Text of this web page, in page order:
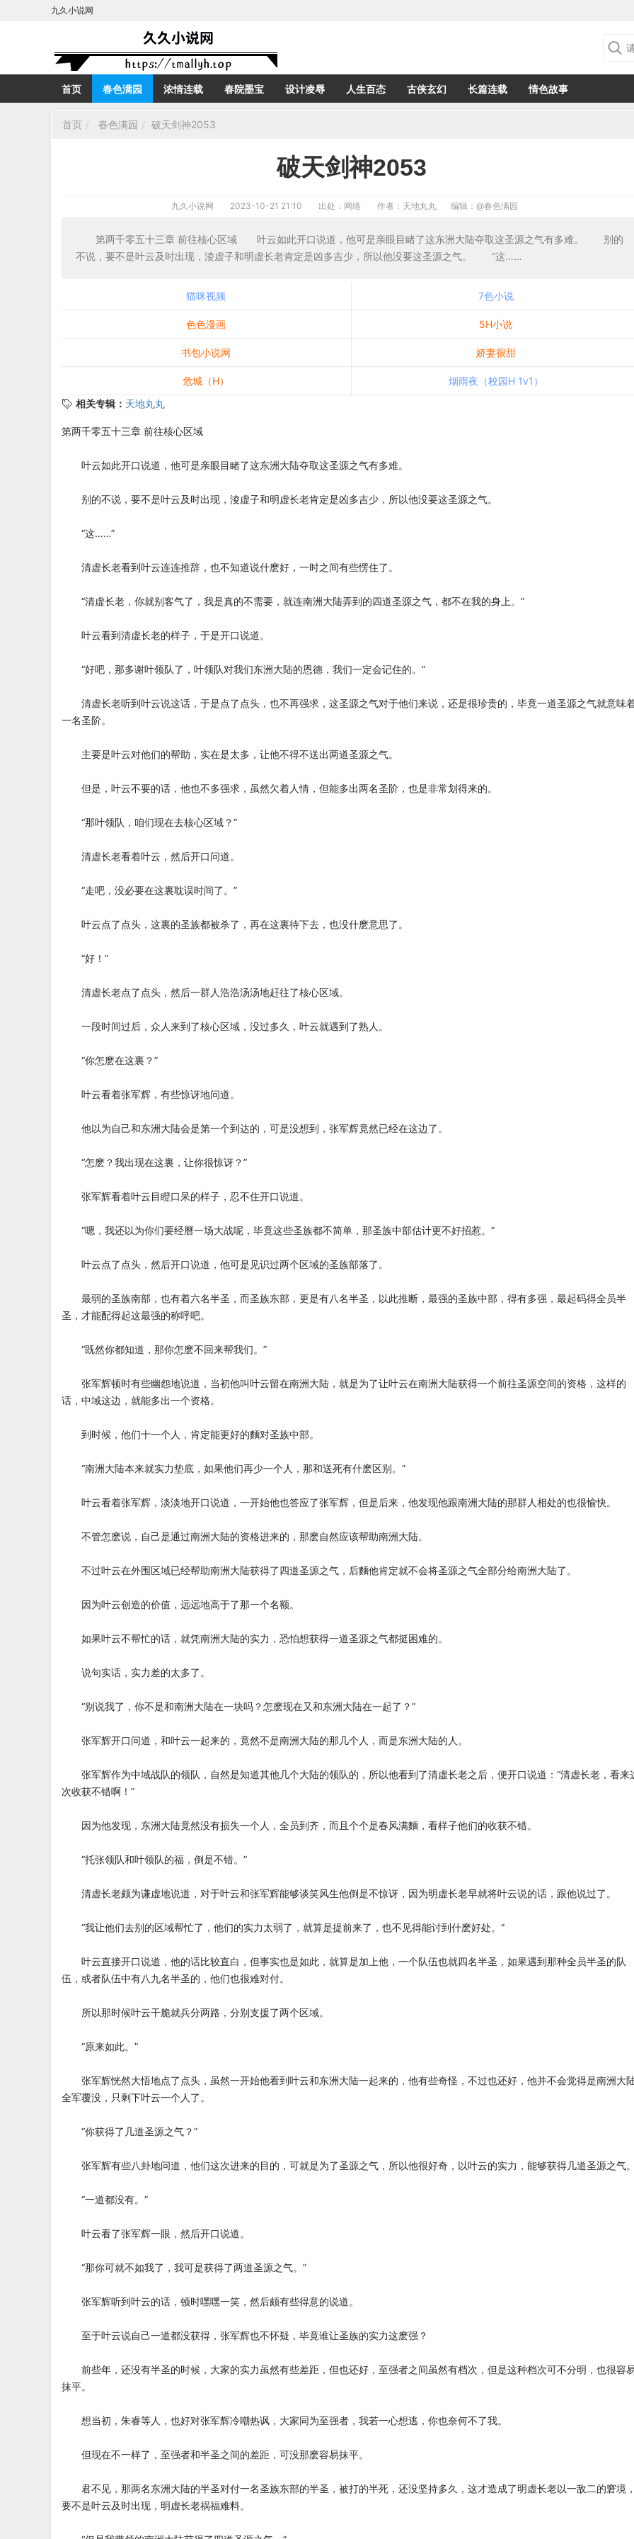
九久小说网
首页 春色满园 浓情连载 春院墨宝 设计凌辱 人生百态 古侠玄幻 长篇连载 情色故事
首页 春色满园 破天剑神2053
破天剑神2053
九久小说网 2023-10-21 21:10 出处：网络 作者：天地丸丸 编辑： @春色满园
第两千零五十三章 前往核心区域 叶云如此开口说道，他可是亲眼目睹了这东洲大陆夺取这圣源之气有多难。 别的
不说，要不是叶云及时出现，淩虚子和明虚长老肯定是凶多吉少，所以他没要这圣源之气。 “这……
猫咪视频 7色小说
色色漫画 5H小说
书包小说网 娇妻很甜
危城（H）
烟雨夜（校园H 1v1）
相关专辑： 天地丸丸
第两千零五十三章 前往核心区域
叶云如此开口说道，他可是亲眼目睹了这东洲大陆夺取这圣源之气有多难。
别的不说，要不是叶云及时出现，淩虚子和明虚长老肯定是凶多吉少，所以他没要这圣源之气。
“这……”
清虚长老看到叶云连连推辞，也不知道说什麽好，一时之间有些愣住了。
“清虚长老，你就别客气了，我是真的不需要，就连南洲大陆弄到的四道圣源之气，都不在我的身上。”
叶云看到清虚长老的样子，于是开口说道。
“好吧，那多谢叶领队了，叶领队对我们东洲大陆的恩德，我们一定会记住的。”
清虚长老听到叶云说这话，于是点了点头，也不再强求，这圣源之气对于他们来说，还是很珍贵的，毕竟一道圣源之气就意味
一名圣阶。
主要是叶云对他们的帮助，实在是太多，让他不得不送出两道圣源之气。
但是，叶云不要的话，他也不多强求，虽然欠着人情，但能多出两名圣阶，也是非常划得来的。
“那叶领队，咱们现在去核心区域？”
清虚长老看着叶云，然后开口问道。
“走吧，没必要在这裏耽误时间了。”
叶云点了点头，这裏的圣族都被杀了，再在这裏待下去，也没什麽意思了。
“好！”
清虚长老点了点头，然后一群人浩浩汤汤地赶往了核心区域。
一段时间过后，众人来到了核心区域，没过多久，叶云就遇到了熟人。
“你怎麽在这裏？”
叶云看着张军辉，有些惊讶地问道。
他以为自己和东洲大陆会是第一个到达的，可是没想到，张军辉竟然已经在这边了。
“怎麽？我出现在这裏，让你很惊讶？”
张军辉看着叶云目瞪口呆的样子，忍不住开口说道。
“嗯，我还以为你们要经曆一场大战呢，毕竟这些圣族都不简单，那圣族中部估计更不好招惹。”
叶云点了点头，然后开口说道，他可是见识过两个区域的圣族部落了。
最弱的圣族南部，也有着六名半圣，而圣族东部，更是有八名半圣，以此推断，最强的圣族中部，得有多强，最起码得全员半
圣，才能配得起这最强的称呼吧。
“既然你都知道，那你怎麽不回来帮我们。”
张军辉顿时有些幽怨地说道，当初他叫叶云留在南洲大陆，就是为了让叶云在南洲大陆获得一个前往圣源空间的资格，这样的
话，中域这边，就能多出一个资格。
到时候，他们十一个人，肯定能更好的麵对圣族中部。
“南洲大陆本来就实力垫底，如果他们再少一个人，那和送死有什麽区别。”
叶云看着张军辉，淡淡地开口说道，一开始他也答应了张军辉，但是后来，他发现他跟南洲大陆的那群人相处的也很愉快。
不管怎麽说，自己是通过南洲大陆的资格进来的，那麽自然应该帮助南洲大陆。
不过叶云在外围区域已经帮助南洲大陆获得了四道圣源之气，后麵他肯定就不会将圣源之气全部分给南洲大陆了。
因为叶云创造的价值，远远地高于了那一个名额。
如果叶云不帮忙的话，就凭南洲大陆的实力，恐怕想获得一道圣源之气都挺困难的。
说句实话，实力差的太多了。
“别说我了，你不是和南洲大陆在一块吗？怎麽现在又和东洲大陆在一起了？”
张军辉开口问道，和叶云一起来的，竟然不是南洲大陆的那几个人，而是东洲大陆的人。
张军辉作为中域战队的领队，自然是知道其他几个大陆的领队的，所以他看到了清虚长老之后，便开口说道：“清虚长老，看来
次收获不错啊！”
因为他发现，东洲大陆竟然没有损失一个人，全员到齐，而且个个是春风满麵，看样子他们的收获不错。
“托张领队和叶领队的福，倒是不错。”
清虚长老颇为谦虚地说道，对于叶云和张军辉能够谈笑风生他倒是不惊讶，因为明虚长老早就将叶云说的话，跟他说过了。
“我让他们去别的区域帮忙了，他们的实力太弱了，就算是提前来了，也不见得能讨到什麽好处。”
叶云直接开口说道，他的话比较直白，但事实也是如此，就算是加上他，一个队伍也就四名半圣，如果遇到那种全员半圣的队
伍，或者队伍中有八九名半圣的，他们也很难对付。
所以那时候叶云干脆就兵分两路，分别支援了两个区域。
“原来如此。”
张军辉恍然大悟地点了点头，虽然一开始他看到叶云和东洲大陆一起来的，他有些奇怪，不过也还好，他并不会觉得是南洲大
全军覆没，只剩下叶云一个人了。
“你获得了几道圣源之气？”
张军辉有些八卦地问道，他们这次进来的目的，可就是为了圣源之气，所以他很好奇，以叶云的实力，能够获得几道圣源之气
“一道都没有。”
叶云看了张军辉一眼，然后开口说道。
“那你可就不如我了，我可是获得了两道圣源之气。”
张军辉听到叶云的话，顿时嘿嘿一笑，然后颇有些得意的说道。
至于叶云说自己一道都没获得，张军辉也不怀疑，毕竟谁让圣族的实力这麽强？
前些年，还没有半圣的时候，大家的实力虽然有些差距，但也还好，至强者之间虽然有档次，但是这种档次可不分明，也很容
抹平。
想当初，朱睿等人，也好对张军辉冷嘲热讽，大家同为至强者，我若一心想逃，你也奈何不了我。
但现在不一样了，至强者和半圣之间的差距，可没那麽容易抹平。
君不见，那两名东洲大陆的半圣对付一名圣族东部的半圣，被打的半死，还没坚持多久，这才造成了明虚长老以一敌二的窘境
要不是叶云及时出现，明虚长老祸福难料。